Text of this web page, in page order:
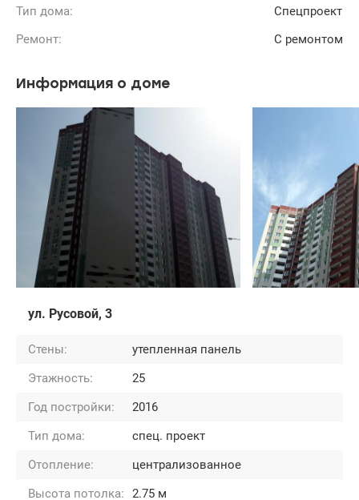
Тип дома:
Спецпроект
Ремонт:
С ремонтом
Информация о доме
ул. Русовой, 3
Стены:
утепленная панель
Этажность:
25
Год постройки:
2016
Тип дома:
спец. проект
Отопление:
централизованное
Высота потолка:
2.75 м